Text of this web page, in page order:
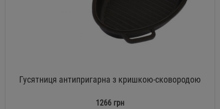
Гусятниця антипригарна з кришкою-сковородою
1266 грн